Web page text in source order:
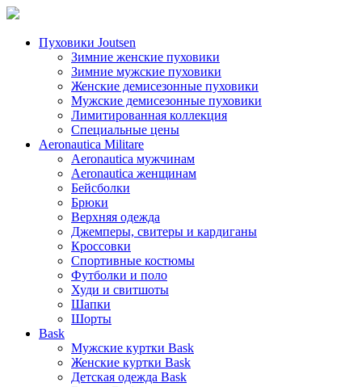
Пуховики Joutsen
Зимние женские пуховики
Зимние мужские пуховики
Женские демисезонные пуховики
Мужские демисезонные пуховики
Лимитированная коллекция
Специальные цены
Aeronautica Militare
Aeronautica мужчинам
Aeronautica женщинам
Бейсболки
Брюки
Верхняя одежда
Джемперы, свитеры и кардиганы
Кроссовки
Спортивные костюмы
Футболки и поло
Худи и свитшоты
Шапки
Шорты
Bask
Мужские куртки Bask
Женские куртки Bask
Детская одежда Bask